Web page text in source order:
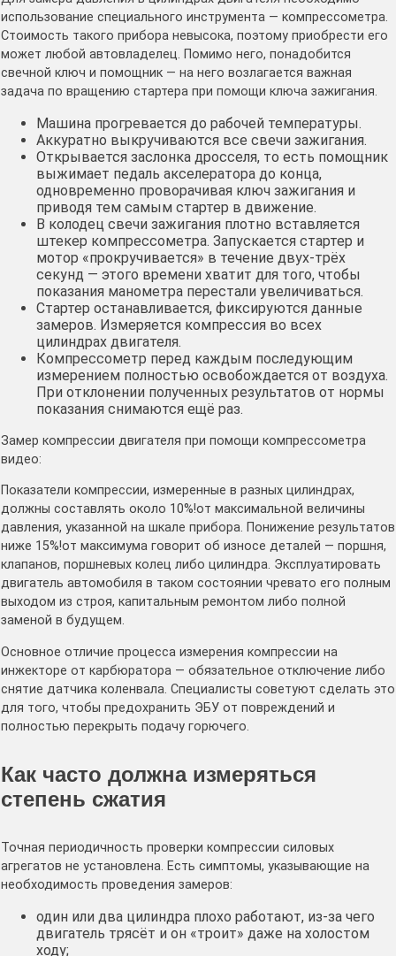
использование специального инструмента — компрессометра.
Стоимость такого прибора невысока, поэтому приобрести его
может любой автовладелец. Помимо него, понадобится
свечной ключ и помощник — на него возлагается важная
задача по вращению стартера при помощи ключа зажигания.
Машина прогревается до рабочей температуры.
Аккуратно выкручиваются все свечи зажигания.
Открывается заслонка дросселя, то есть помощник
выжимает педаль акселератора до конца,
одновременно проворачивая ключ зажигания и
приводя тем самым стартер в движение.
В колодец свечи зажигания плотно вставляется
штекер компрессометра. Запускается стартер и
мотор «прокручивается» в течение двух-трёх
секунд — этого времени хватит для того, чтобы
показания манометра перестали увеличиваться.
Стартер останавливается, фиксируются данные
замеров. Измеряется компрессия во всех
цилиндрах двигателя.
Компрессометр перед каждым последующим
измерением полностью освобождается от воздуха.
При отклонении полученных результатов от нормы
показания снимаются ещё раз.
Замер компрессии двигателя при помощи компрессометра
видео:
Показатели компрессии, измеренные в разных цилиндрах,
должны составлять около 10%!от максимальной величины
давления, указанной на шкале прибора. Понижение результатов
ниже 15%!от максимума говорит об износе деталей — поршня,
клапанов, поршневых колец либо цилиндра. Эксплуатировать
двигатель автомобиля в таком состоянии чревато его полным
выходом из строя, капитальным ремонтом либо полной
заменой в будущем.
Основное отличие процесса измерения компрессии на
инжекторе от карбюратора — обязательное отключение либо
снятие датчика коленвала. Специалисты советуют сделать это
для того, чтобы предохранить ЭБУ от повреждений и
полностью перекрыть подачу горючего.
Как часто должна измеряться
степень сжатия
Точная периодичность проверки компрессии силовых
агрегатов не установлена. Есть симптомы, указывающие на
необходимость проведения замеров:
один или два цилиндра плохо работают, из-за чего
двигатель трясёт и он «троит» даже на холостом
ходу;